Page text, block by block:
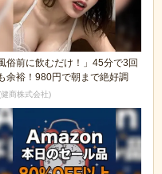
風俗前に飲むだけ！」45分で3回
余裕！980円で朝まで絶好調
健商株式会社)